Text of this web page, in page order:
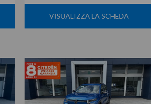
VISUALIZZA LA SCHEDA